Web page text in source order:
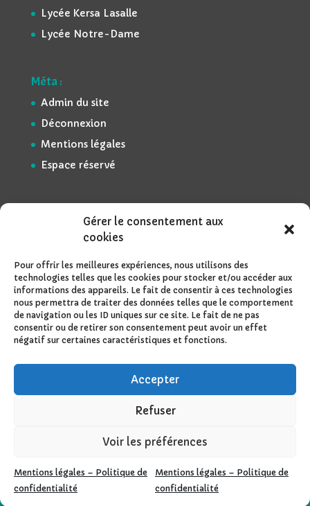
Gérer le consentement aux
cookies
Pour offrir les meilleures expériences, nous utilisons des
technologies telles que les cookies pour stocker et/ou accéder aux
informations des appareils. Le fait de consentir à ces technologies
nous permettra de traiter des données telles que le comportement
de navigation ou les ID uniques sur ce site. Le fait de ne pas
consentir ou de retirer son consentement peut avoir un effet
négatif sur certaines caractéristiques et fonctions.
Accepter
Refuser
Voir les préférences
Mentions légales – Politique de
confidentialité
Mentions légales – Politique de
confidentialité
Lycée Kersa Lasalle
Lycée Notre-Dame
Méta :
Admin du site
Déconnexion
Mentions légales
Espace réservé
Design deElegant Themes| Propulsé par
WordPress